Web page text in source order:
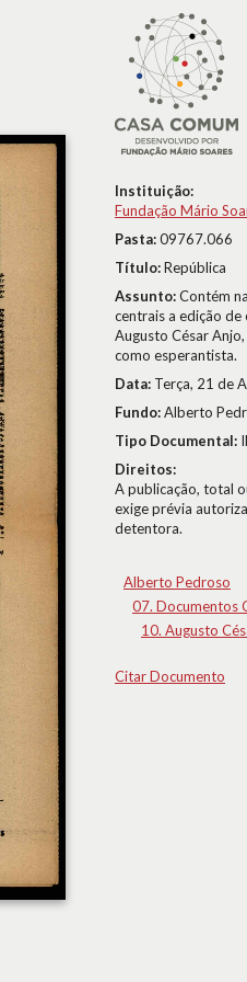
Instituição:
Fundação Mário
Pasta:09767.066
Título:República
Assunto:Contém
centrais a edição
Augusto César
como esperantista.
Data: Terça, 21 de
Fundo:Alberto
Tipo Documental:
Direitos:
A publicação, total
exige prévia
detentora.
Alberto Pedroso
07. Documentos
10. Augusto
Citar Documento